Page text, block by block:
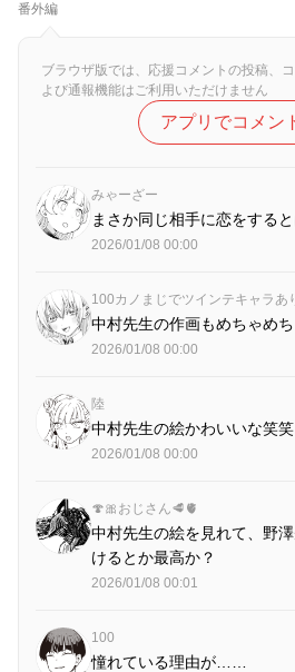
番外編
ブラウザ版では、応援コメントの投稿、
よび通報機能はご利用いただけません
アプリでコメン
みゃーざー
まさか同じ相手に恋をする
2026/01/08 00:00
100カノまじでツインテキャラあ
中村先生の作画もめちゃめ
2026/01/08 00:00
陸
中村先生の絵かわいいな笑笑
2026/01/08 00:00
🍄🎀おじさん🥩🫀
中村先生の絵を見れて、野
けるとか最高か？
2026/01/08 00:01
100
憧れている理由が……